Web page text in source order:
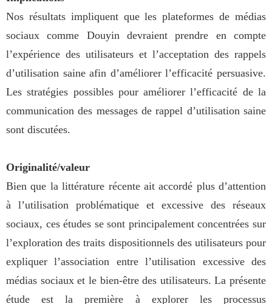
Nos résultats impliquent que les plateformes de médias
sociaux comme Douyin devraient prendre en compte
l’expérience des utilisateurs et l’acceptation des rappels
d’utilisation saine afin d’améliorer l’efficacité persuasive.
Les stratégies possibles pour améliorer l’efficacité de la
communication des messages de rappel d’utilisation saine
sont discutées.
Originalité/valeur
Bien que la littérature récente ait accordé plus d’attention
à l’utilisation problématique et excessive des réseaux
sociaux, ces études se sont principalement concentrées sur
l’exploration des traits dispositionnels des utilisateurs pour
expliquer l’association entre l’utilisation excessive des
médias sociaux et le bien-être des utilisateurs. La présente
étude est la première à explorer les processus